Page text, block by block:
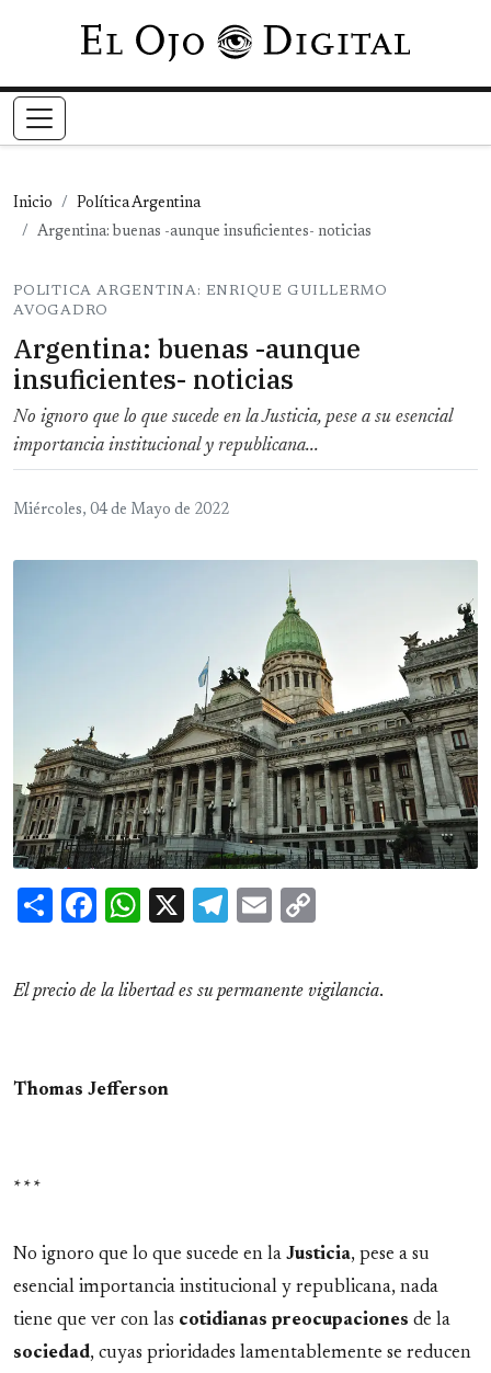
Pasar al contenido principal
Inicio
Política Argentina
Argentina: buenas -aunque insuficientes- noticias
POLITICA ARGENTINA: ENRIQUE GUILLERMO
AVOGADRO
Argentina: buenas -aunque
insuficientes- noticias
No ignoro que lo que sucede en la Justicia, pese a su esencial
importancia institucional y republicana...
Miércoles, 04 de Mayo de 2022
ShareFacebook
WhatsApp
X Telegram
Email
El precio de la libertad es su permanente vigilancia.
Thomas Jefferson
* * *
No ignoro que lo que sucede en la Justicia, pese a su
esencial importancia institucional y republicana, nada
tiene que ver con las cotidianas preocupaciones de la
sociedad, cuyas prioridades lamentablemente se reducen